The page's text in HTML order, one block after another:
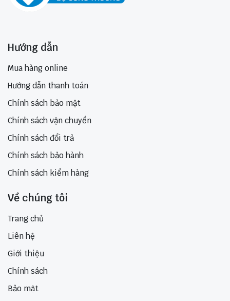
Hướng dẫn
Mua hàng online
Hướng dẫn thanh toán
Chính sách bảo mật
Chính sách vận chuyển
Chính sách đổi trả
Chính sách bảo hành
Chính sách kiểm hàng
Về chúng tôi
Trang chủ
Liên hệ
Giới thiệu
Chính sách
Bảo mật